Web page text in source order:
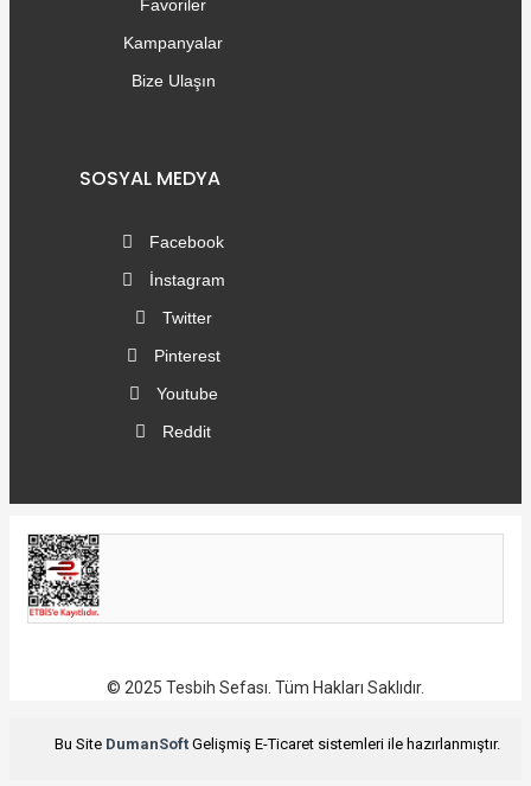
Favoriler
Kampanyalar
Bize Ulaşın
SOSYAL MEDYA
Facebook
İnstagram
Twitter
Pinterest
Youtube
Reddit
© 2025 Tesbih Sefası. Tüm Hakları Saklıdır.
Bu Site DumanSoft Gelişmiş E-Ticaret sistemleri ile hazırlanmıştır.